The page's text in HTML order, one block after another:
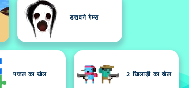
डरावने गेम्स
पजल का खेल 2 खिलाड़ी का खेल